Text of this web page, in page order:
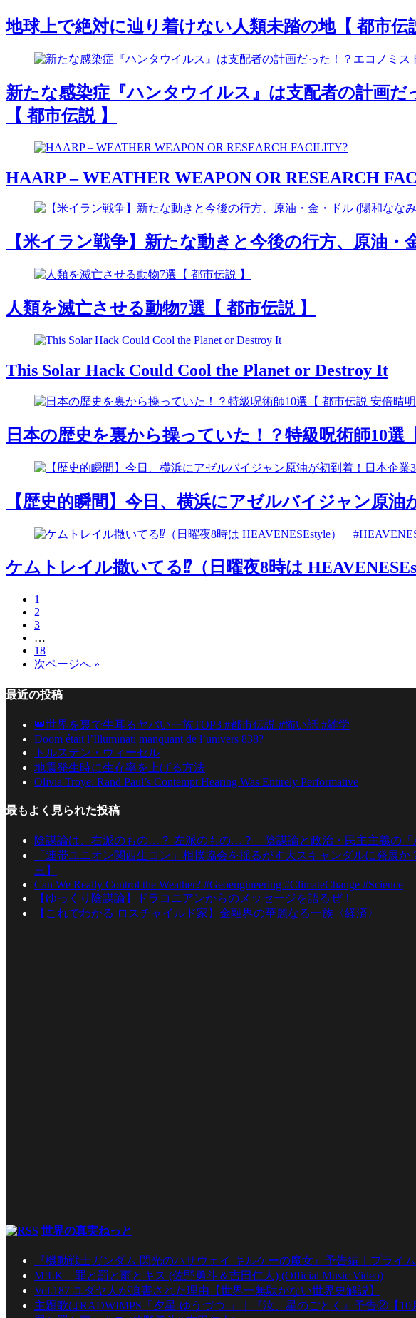
地球上で絶対に辿り着けない人類未踏の地【 都市伝
新たな感染症『ハンタウイルス』は支配者の計画
【 都市伝説 】
HAARP – WEATHER WEAPON OR RESEARCH
【米イラン戦争】新たな動きと今後の行方、原油
人類を滅亡させる動物7選【 都市伝説 】
This Solar Hack Could Cool the Planet or Destroy It
日本の歴史を裏から操っていた！？特級呪術師10選
【歴史的瞬間】今日、横浜にアゼルバイジャン原
ケムトレイル撒いてる⁉️（日曜夜8時は
1
2
3
…
18
次ページへ »
最近の投稿
👑世界を裏で牛耳るヤバい一族TOP3 #都市伝説 #怖い話 #雑学
Doom était l’Illuminati manquant de l’univers 838?
トルステン・ウィーセル
地震発生時に生存率を上げる方法
Olivia Troye: Rand Paul’s Contempt Hearing Was Entirely Performative
最もよく見られた投稿
陰謀論は、右派のもの…？ 左派のもの…？ 陰謀論と政治・民主主義の「
「連帯ユニオン関西生コン」相撲協会を揺るがす大スキャンダルに発展
三】
Can We Really Control the Weather? #Geoengineering #ClimateChange #Science
【ゆっくり陰謀論】ドラコニアンからのメッセージを語るぜ！
【これでわかる ロスチャイルド家】金融界の華麗なる一族〈経済〉
世界の真実ねっと
『機動戦士ガンダム 閃光のハサウェイ キルケーの魔女』予告編｜プライ
M!LK – 罪と罰と雨とキス (佐野勇斗＆吉田仁人) (Official Music Video)
Vol.187 ユダヤ人が迫害された理由【世界一無駄がない世界史解説】
主題歌はRADWIMPS「夕星-ゆうづつ-」｜『汝、星のごとく』予告②【10